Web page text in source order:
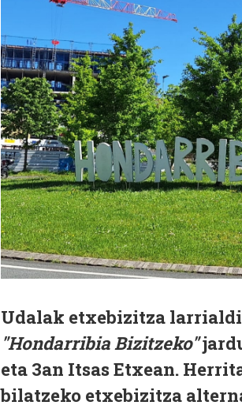
Udalak etxebizitza
"Hondarribia Bizitzeko"
eta 3an Itsas Etxean.
bilatzeko etxebizitza